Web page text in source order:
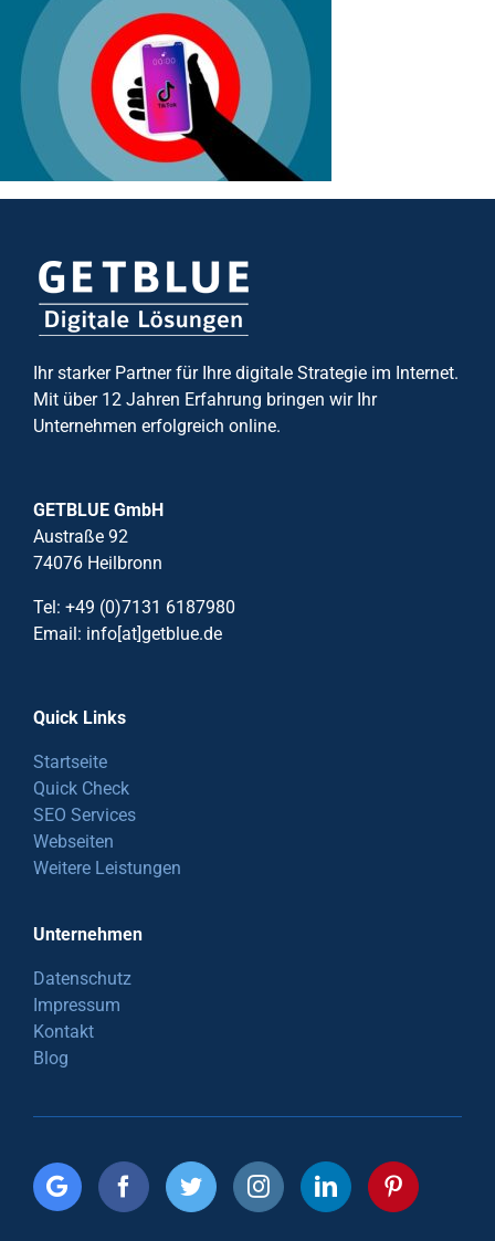
Ihr starker Partner für Ihre digitale Strategie im Internet.
Mit über 12 Jahren Erfahrung bringen wir Ihr
Unternehmen erfolgreich online.
GETBLUE GmbH
Austraße 92
74076 Heilbronn
Tel: +49 (0)7131 6187980
Email: info[at]getblue.de
Quick Links
Startseite
Quick Check
SEO Services
Webseiten
Weitere Leistungen
Unternehmen
Datenschutz
Impressum
Kontakt
Blog